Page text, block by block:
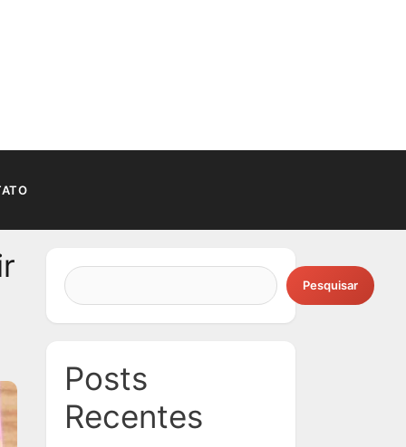
Pesquisar
Posts
Recentes